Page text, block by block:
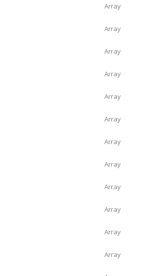
Array
Array
Array
Array
Array
Array
Array
Array
Array
Array
Array
Array